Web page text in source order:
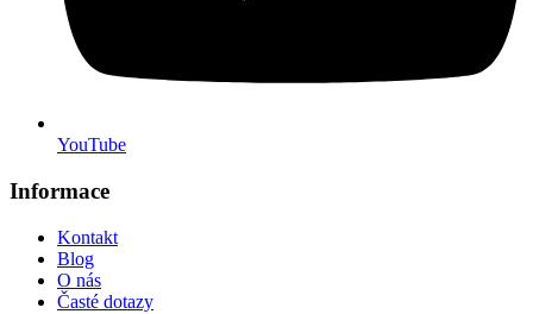
YouTube
Informace
Kontakt
Blog
O nás
Časté dotazy